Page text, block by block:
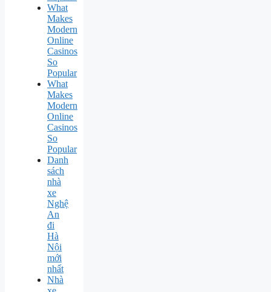
What
Makes
Modern
Online
Casinos
So
Popular
What
Makes
Modern
Online
Casinos
So
Popular
Danh
sách
nhà
xe
Nghệ
An
đi
Hà
Nội
mới
nhất
Nhà